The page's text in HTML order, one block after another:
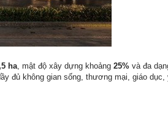
ha, mật độ xây dựng khoảng 25% và đa
đủ không gian sống, thương mại, giáo